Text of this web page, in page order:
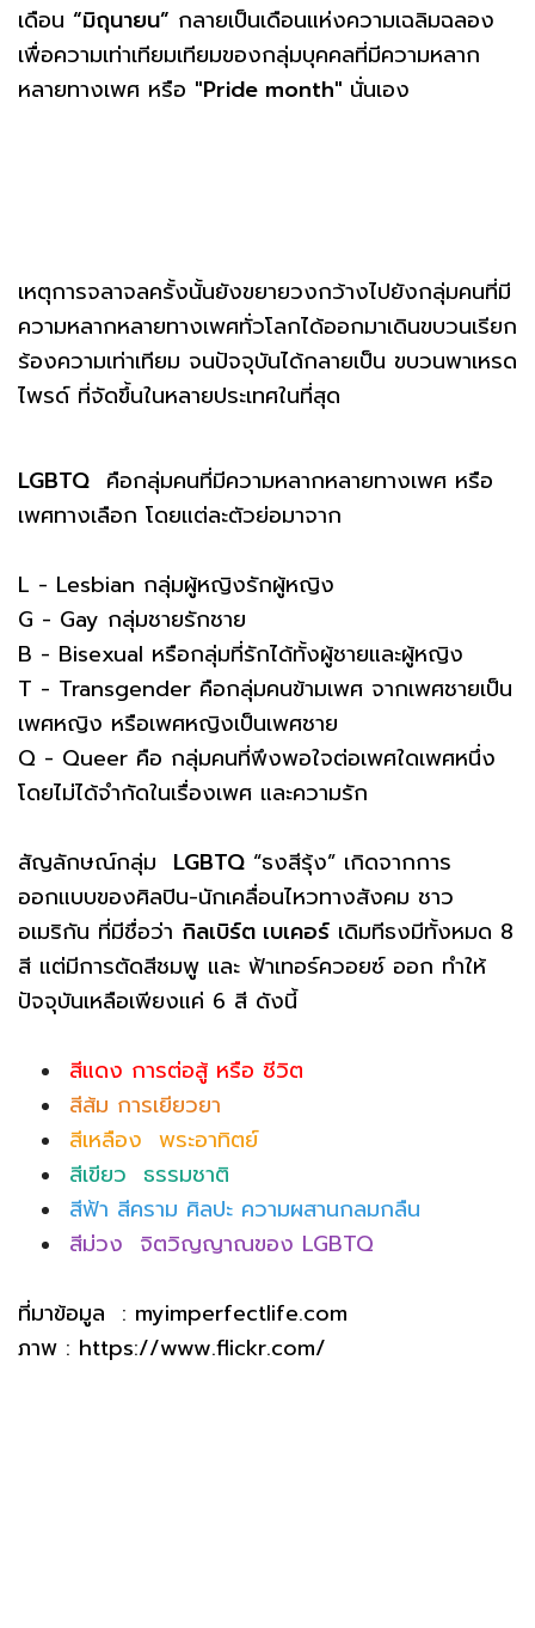
เดือน “มิถุนายน” กลายเป็นเดือนแห่งความเฉลิมฉลอง
เพื่อความเท่าเทียมเทียมของกลุ่มบุคคลที่มีความหลาก
หลายทางเพศ หรือ "Pride month" นั่นเอง
เหตุการจลาจลครั้งนั้นยังขยายวงกว้างไปยังกลุ่มคนที่มี
ความหลากหลายทางเพศทั่วโลกได้ออกมาเดินขบวนเรียก
ร้องความเท่าเทียม จนปัจจุบันได้กลายเป็น ขบวนพาเหรด
ไพรด์ ที่จัดขึ้นในหลายประเทศในที่สุด
LGBTQ คือกลุ่มคนที่มีความหลากหลายทางเพศ หรือ
เพศทางเลือก โดยแต่ละตัวย่อมาจาก
L - Lesbian กลุ่มผู้หญิงรักผู้หญิง
G - Gay กลุ่มชายรักชาย
B - Bisexual หรือกลุ่มที่รักได้ทั้งผู้ชายและผู้หญิง
T - Transgender คือกลุ่มคนข้ามเพศ จากเพศชายเป็น
เพศหญิง หรือเพศหญิงเป็นเพศชาย
Q - Queer คือ กลุ่มคนที่พึงพอใจต่อเพศใดเพศหนึ่ง
โดยไม่ได้จำกัดในเรื่องเพศ และความรัก
สัญลักษณ์กลุ่ม LGBTQ “ธงสีรุ้ง” เกิดจากการ
ออกแบบของศิลปิน-นักเคลื่อนไหวทางสังคม ชาว
อเมริกัน ที่มีชื่อว่า กิลเบิร์ต เบเคอร์ เดิมทีธงมีทั้งหมด 8
สี แต่มีการตัดสีชมพู และ ฟ้าเทอร์ควอยซ์ ออก ทำให้
ปัจจุบันเหลือเพียงแค่ 6 สี ดังนี้
สีแดง การต่อสู้ หรือ ชีวิต
สีส้ม การเยียวยา
สีเหลือง พระอาทิตย์
สีเขียว ธรรมชาติ
สีฟ้า สีคราม ศิลปะ ความผสานกลมกลืน
สีม่วง จิตวิญญาณของ LGBTQ
ที่มาข้อมูล : myimperfectlife.com
ภาพ : https://www.flickr.com/